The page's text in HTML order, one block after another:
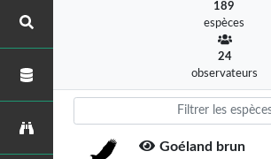
189
espèces
24
observateurs
Goéland brun